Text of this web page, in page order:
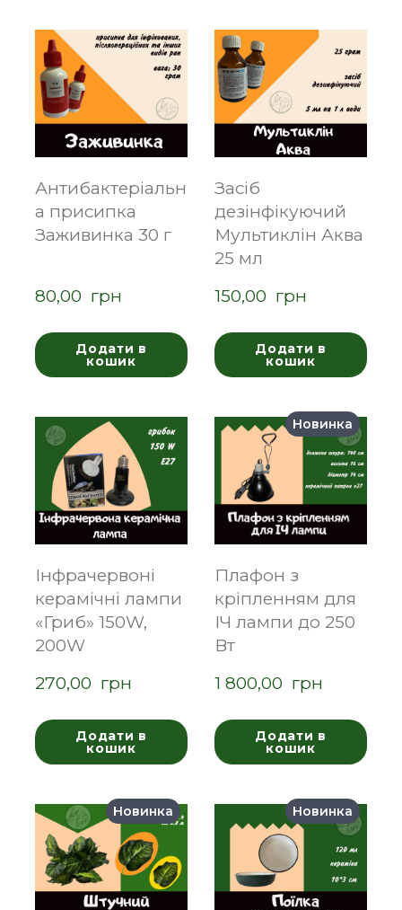
Антибактеріальн
а присипка
Заживинка 30 г
80,00  грн
Додати в
кошик
Засіб
дезінфікуючий
Мультиклін Аква
25 мл
150,00  грн
Додати в
кошик
Інфрачервоні
керамічні лампи
«Гриб» 150W,
200W
270,00  грн
Додати в
кошик
Новинка
Плафон з
кріпленням для
ІЧ лампи до 250
Вт
1 800,00  грн
Додати в
кошик
Новинка Новинка